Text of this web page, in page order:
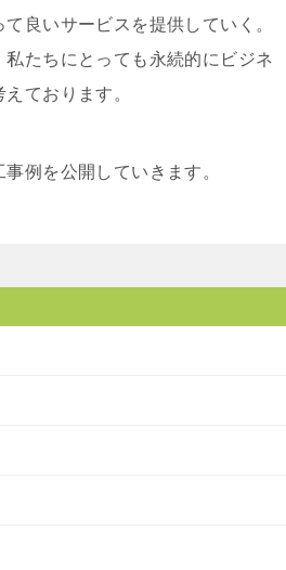
良いサービスを提供していく。
たちにとっても永続的にビジネ
ております。
例を公開していきます。